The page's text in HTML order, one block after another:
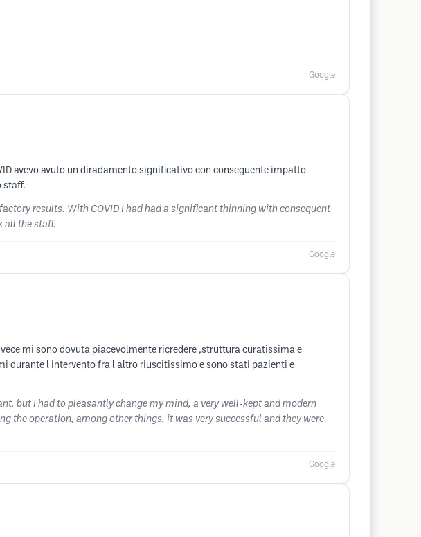
Google
avevo avuto un diradamento significativo con conseguente impatto
staff.
results. With COVID I had had a significant thinning with consequent
all the staff.
Google
mi sono dovuta piacevolmente ricredere ,struttura curatissima e
durante l intervento fra l altro riuscitissimo e sono stati pazienti e
but I had to pleasantly change my mind, a very well-kept and modern
the operation, among other things, it was very successful and they were
Google